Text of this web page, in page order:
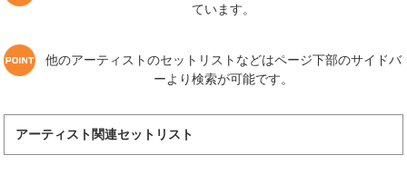
ています。
他のアーティストのセットリストなどはページ下部のサイドバ
ーより検索が可能です。
アーティスト関連セットリスト